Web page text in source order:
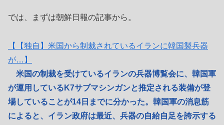
では、まずは朝鮮日報の記事から。
【【独自】米国から制裁されているイランに韓国製兵器
が…】
米国の制裁を受けているイランの兵器博覧会に、韓国軍
が運用しているK7サブマシンガンと推定される装備が登
場していることが14日までに分かった。韓国軍の消息筋
によると、イラン政府は最近、兵器の自給自足を誇示する